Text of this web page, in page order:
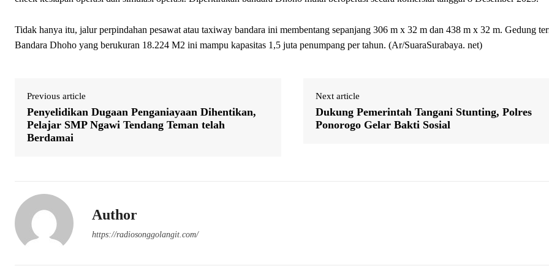
Tidak hanya itu, jalur perpindahan pesawat atau taxiway bandara ini membentang sepanjang 306 m x 32 m dan 438 m x 32 m. Gedung
Bandara Dhoho yang berukuran 18.224 M2 ini mampu kapasitas 1,5 juta penumpang per tahun. (Ar/SuaraSurabaya. net)
Previous article
Penyelidikan Dugaan Penganiayaan Dihentikan,
Pelajar SMP Ngawi Tendang Teman telah
Berdamai
Next article
Dukung Pemerintah Tangani Stunting, Polres
Ponorogo Gelar Bakti Sosial
Author
https://radiosonggolangit.com/